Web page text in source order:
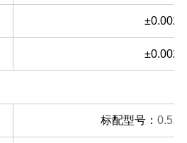
标配型号：